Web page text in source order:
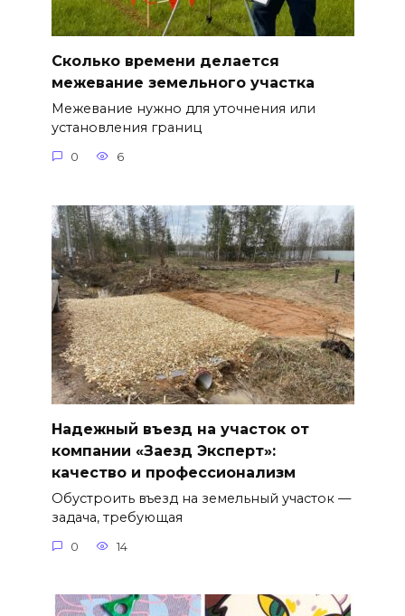
Сколько времени делается
межевание земельного участка
Межевание нужно для уточнения или
установления границ
0 6
Надежный въезд на участок от
компании «Заезд Эксперт»:
качество и профессионализм
Обустроить въезд на земельный участок —
задача, требующая
0 14